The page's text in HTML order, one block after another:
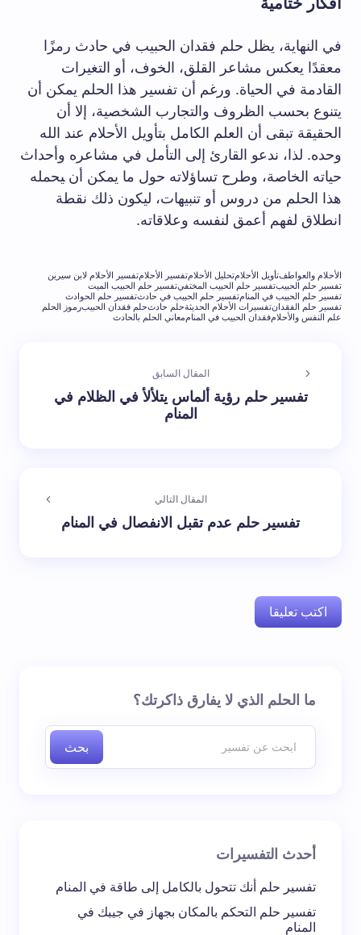
في النهاية، يظل حلم فقدان الحبيب في حادث رمزًا⁣
معقدًا يعكس مشاعر القلق، الخوف، أو التغيرات
القادمة في الحياة. ورغم ⁣أن تفسير ⁤هذا الحلم يمكن أن
يتنوع ⁤بحسب الظروف والتجارب الشخصية، إلا أن
الحقيقة تبقى أن العلم الكامل‌ بتأويل الأحلام ⁢عند الله
وحده. لذا، ندعو القارئ إلى⁢ التأمل في مشاعره وأحداث
حياته الخاصة، وطرح تساؤلاته حول ما يمكن أن ‍يحمله
هذا الحلم من دروس‌ أو تنبيهات، ليكون ذلك نقطة
انطلاق لفهم أعمق لنفسه وعلاقاته.
الأحلام والعواطفتأويل الأحلامتحليل الأحلامتفسير الأحلامتفسير الأحلام لابن سيرين
تفسير حلم الحبيبتفسير حلم الحبيب المختفيتفسير حلم الحبيب الميت
تفسير حلم الحبيب في المنامتفسير حلم الحبيب في حادثتفسير حلم الحوادث
تفسير حلم الفقدانتفسيرات الأحلام الحديثةحلم حادثحلم فقدان الحبيبرموز الحلم
علم النفس والأحلامفقدان الحبيب في المناممعاني الحلم بالحادث
المقال السابق
تفسير حلم رؤية ألماس يتلألأ في الظلام في
المنام
المقال التالي
تفسير حلم عدم تقبل الانفصال في المنام
اكتب تعليقا
لن يتم نشر عنوان بريدك الإلكتروني. الحقول الإلزامية مشارما الحلم الذي لا يفارق ذاكرتك؟
بحث
أحدث التفسيرات
تفسير حلم أنك تتحول بالكامل إلى طاقة في المنام
تفسير حلم التحكم بالمكان بجهاز في جيبك في
المنام